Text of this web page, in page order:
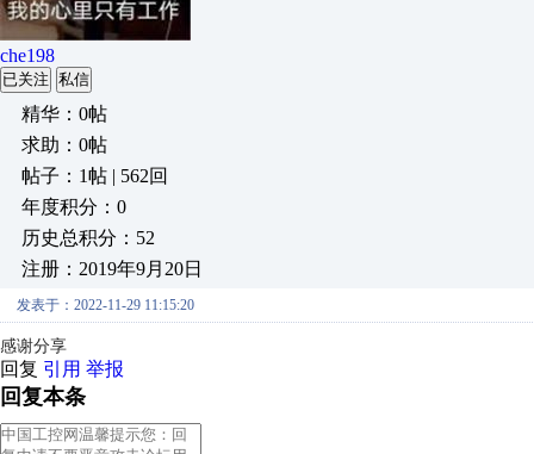
che198
已关注 私信
精华：0帖
求助：0帖
帖子：1帖 | 562回
年度积分：0
历史总积分：52
注册：2019年9月20日
发表于：2022-11-29 11:15:20
感谢分享
回复 引用 举报
回复本条